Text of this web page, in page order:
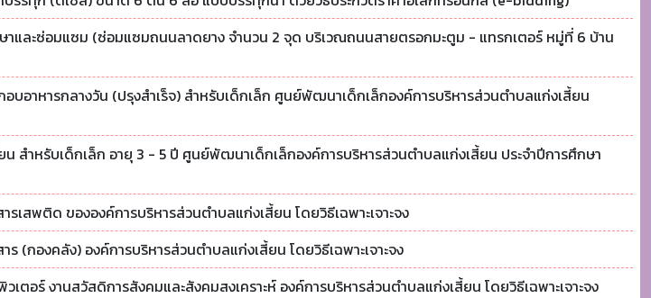
ษาและซ่อมแซม (ซ่อมแซมถนนลาดยาง จำนวน 2 จุด บริเวณถนนสายตรอกมะตูม - แทรกเตอร์ หมู่ที่ 6 บ้าน
อบอาหารกลางวัน (ปรุงสำเร็จ) สำหรับเด็กเล็ก ศูนย์พัฒนาเด็กเล็กองค์การบริหารส่วนตำบลแก่งเสี้ยน
สำหรับเด็กเล็ก อายุ 3 - 5 ปี ศูนย์พัฒนาเด็กเล็กองค์การบริหารส่วนตำบลแก่งเสี้ยน ประจำปีการศึกษา
เสพติด ขององค์การบริหารส่วนตำบลแก่งเสี้ยน โดยวิธีเฉพาะเจาะจง
(กองคลัง) องค์การบริหารส่วนตำบลแก่งเสี้ยน โดยวิธีเฉพาะเจาะจง
อร์ งานสวัสดิการสังคมและสังคมสงเคราะห์ องค์การบริหารส่วนตำบลแก่งเสี้ยน โดยวิธีเฉพาะเจาะจง